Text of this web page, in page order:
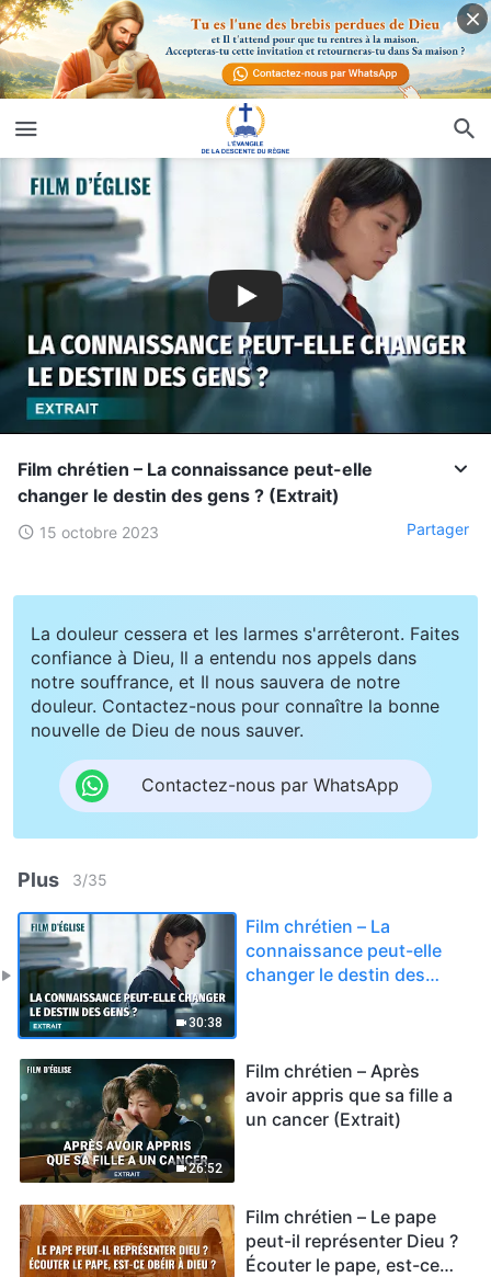
Film chrétien – La connaissance peut-elle
changer le destin des gens ? (Extrait)
15 octobre 2023 Partager
La douleur cessera et les larmes s'arrêteront. Faites
confiance à Dieu, Il a entendu nos appels dans
notre souffrance, et Il nous sauvera de notre
douleur. Contactez-nous pour connaître la bonne
nouvelle de Dieu de nous sauver.
Contactez-nous par WhatsApp
Plus 3/35
30:38
Film chrétien – La
connaissance peut-elle
changer le destin des
26:52
Film chrétien – Après
avoir appris que sa fille a
un cancer (Extrait)
Film chrétien – Le pape
peut-il représenter Dieu ?
Écouter le pape, est-ce